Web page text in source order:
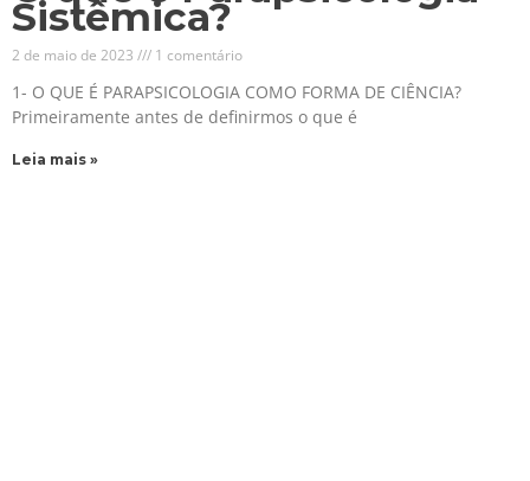
Sistêmica?
2 de maio de 2023 1 comentário
1- O QUE É PARAPSICOLOGIA COMO FORMA DE CIÊNCIA?
Primeiramente antes de definirmos o que é
Leia mais »